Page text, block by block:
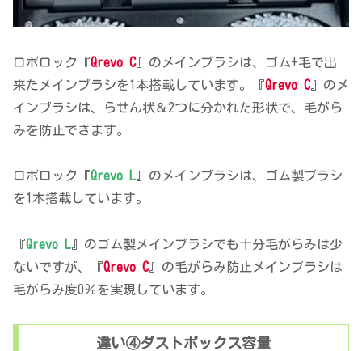
ロボロック『Qrevo C』のメインブラシは、ゴム+毛で出
来たメインブラシを1本搭載しています。『Qrevo C』のメ
インブラシは、らせん状＆2つに分かれた形状で、毛がら
みを防止できます。
ロボロック『Qrevo L』のメインブラシは、ゴム製ブラシ
を1本搭載しています。
『Qrevo L』のゴム製メインブラシでも十分毛がらみは少
ないですが、『Qrevo C』の毛がらみ防止メインブラシは
毛がらみ度0％を実現しています。
違い④ダストボックス容量